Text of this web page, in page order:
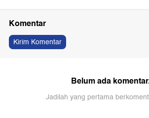
Komentar
Kirim Komentar
Belum ada
Jadilah yang pertama